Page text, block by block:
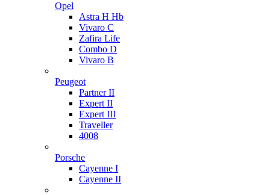
Opel
Astra H Hb
Vivaro C
Zafira Life
Combo D
Vivaro B
Peugeot
Partner II
Expert II
Expert III
Traveller
4008
Porsche
Cayenne I
Cayenne II